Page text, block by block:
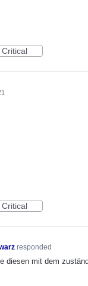
Critical
Critical
responded
diesen mit dem